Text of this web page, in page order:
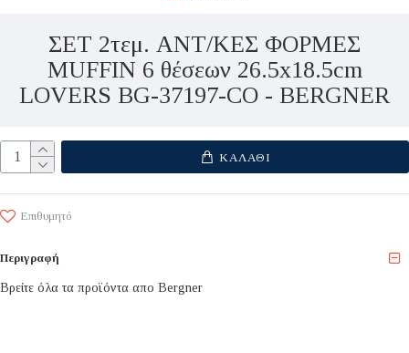
ΣΕΤ 2τεμ. ΑΝΤ/ΚΕΣ ΦΟΡΜΕΣ
MUFFIN 6 θέσεων 26.5x18.5cm
LOVERS BG-37197-CO - BERGNER
ΚΑΛΆΘΙ
Επιθυμητό
Περιγραφή
Βρείτε όλα τα προϊόντα απο Bergner